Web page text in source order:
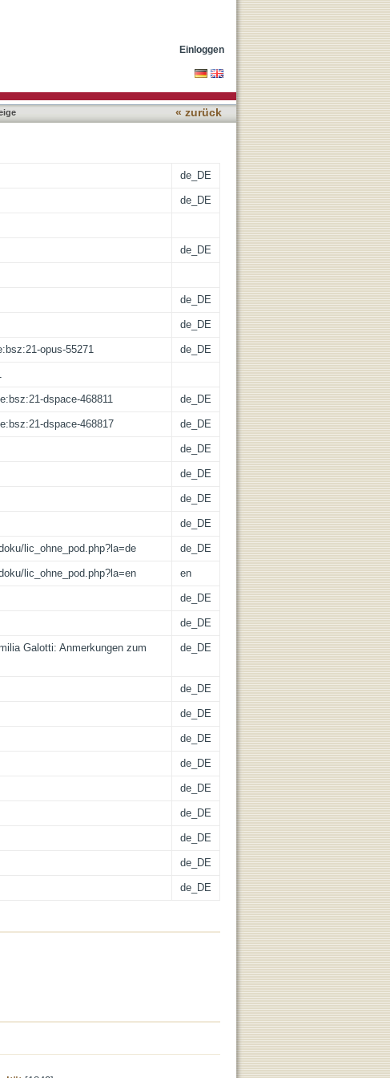
Einloggen
« zurück
de_DE
de_DE
de_DE
de_DE
de_DE
opus-55271 de_DE
dspace-468811 de_DE
dspace-468817 de_DE
de_DE
de_DE
de_DE
de_DE
lic_ohne_pod.php?la=de de_DE
lic_ohne_pod.php?la=en en
de_DE
de_DE
Galotti: Anmerkungen zum
de_DE
de_DE
de_DE
de_DE
de_DE
de_DE
de_DE
de_DE
de_DE
de_DE